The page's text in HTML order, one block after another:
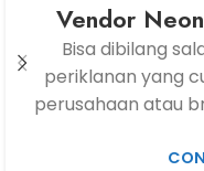
Vendor
Bisa dibilang
periklanan yang
perusahaan atau